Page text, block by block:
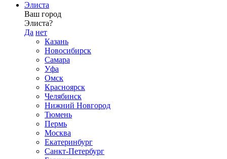
Элиста
Ваш город
Элиста?
Да нет
Казань
Новосибирск
Самара
Уфа
Омск
Красноярск
Челябинск
Нижний Новгород
Тюмень
Пермь
Москва
Екатеринбург
Санкт-Петербург